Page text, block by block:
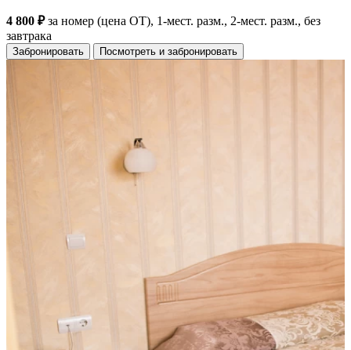
4 800 ₽за номер (цена ОТ), 1-мест. разм., 2-мест. разм., без
завтрака
Забронировать Посмотреть и забронировать